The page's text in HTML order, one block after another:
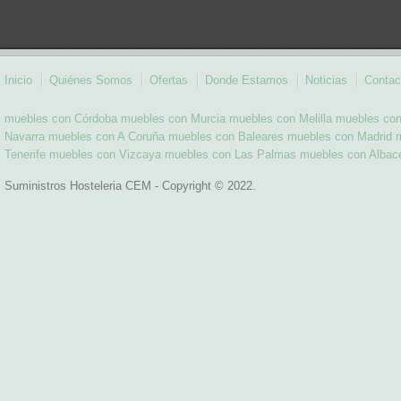
Inicio Quiénes Somos Ofertas Donde Estamos Noticias
muebles con Córdoba muebles con Murcia muebles con Melilla muebles
Navarra muebles con A Coruña muebles con Baleares muebles con Madrid
Tenerife muebles con Vizcaya muebles con Las Palmas muebles con
Suministros Hosteleria CEM - Copyright © 2022.